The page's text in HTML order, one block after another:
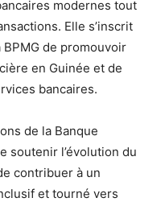
modernes tout
Elle s’inscrit
de promouvoir
en Guinée et de
bancaires.
de la Banque
soutenir l’évolution du
contribuer à un
et tourné vers